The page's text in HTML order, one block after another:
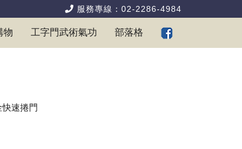
服務專線：02-2286-4984
物 工字門武術氣功 部落格
速捲門